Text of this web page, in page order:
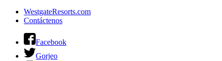
WestgateResorts.com
Contáctenos
Facebook
Gorjeo